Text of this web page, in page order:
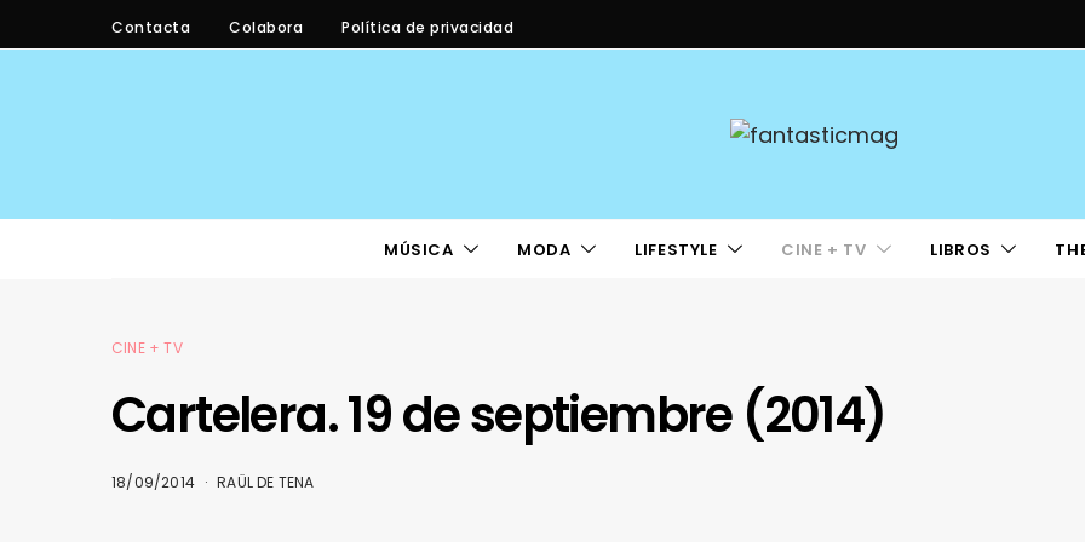
Contacta Colabora Política de privacidad
MÚSICA MODA LIFESTYLE CINE + TV LIBROS
CINE + TV
Cartelera. 19 de septiembre (2014)
18/09/2014 RAÜL DE TENA